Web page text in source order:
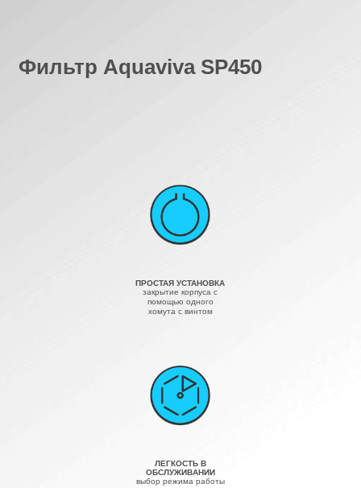
Фильтр Aquaviva SP450
ПРОСТАЯ УСТАНОВКА
закрытие корпуса с
помощью одного
хомута с винтом
ЛЕГКОСТЬ В
ОБСЛУЖИВАНИИ
выбор режима работы